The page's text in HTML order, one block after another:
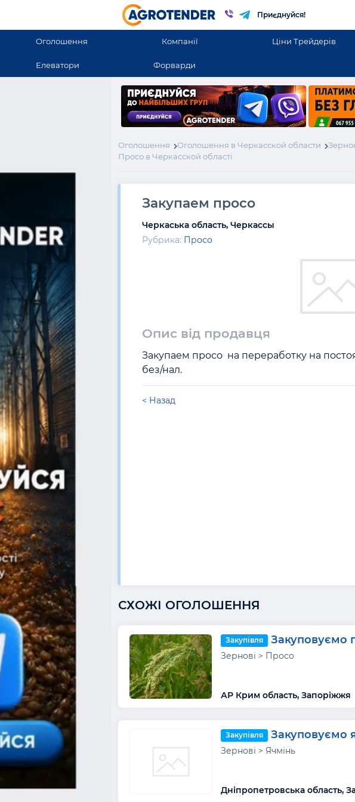
Приєднуйся!
Оголошення Компанії Ціни Трейдерів
Елеватори Форварди
Оголошення Оголошення в Черкасской области
Просо в Черкасской області
Закупаем просо
Черкаська область, Черкассы
Рубрика: Просо
Опис від продавця
Закупаем просо  на переработку на
без/нал.
< Назад
СХОЖІ ОГОЛОШЕННЯ
Закупівля Закуповуємо
Зернові > Просо
АР Крим область, Запоріжжя
Закупівля Закуповуємо
Зернові > Ячмінь
Дніпропетровська область,